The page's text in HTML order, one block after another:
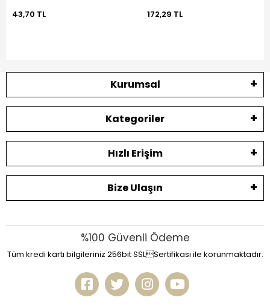
43,70 TL
172,29 TL
Kurumsal
Kategoriler
Hızlı Erişim
Bize Ulaşın
%100 Güvenli Ödeme
Tüm kredi kartı bilgileriniz 256bit SSLSertifikası ile korunmaktadır.